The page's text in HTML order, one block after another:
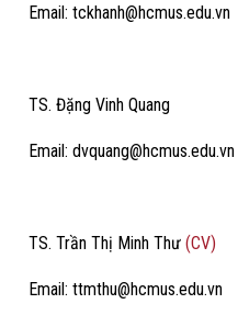
Email: tckhanh@hcmus.edu.vn
TS. Đặng Vinh Quang
Email: dvquang@hcmus.edu.vn
TS. Trần Thị Minh Thư(CV)
Email: ttmthu@hcmus.edu.vn